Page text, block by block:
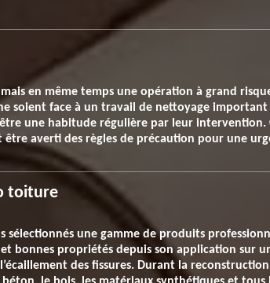
en même temps une opération à grand
soient face à un travail de nettoyage
une habitude régulière par leur intervention.
averti des règles de précaution pour une
toiture
sélectionnés une gamme de produits
bonnes propriétés depuis son application sur
des fissures. Durant la